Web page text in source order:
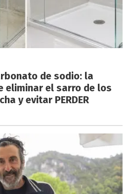
de sodio: la
eliminar el sarro de los
y evitar PERDER